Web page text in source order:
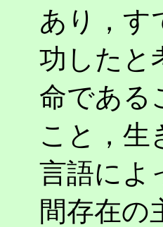
あり，す
功したと
命である
こと，生
言語によ
間存在の